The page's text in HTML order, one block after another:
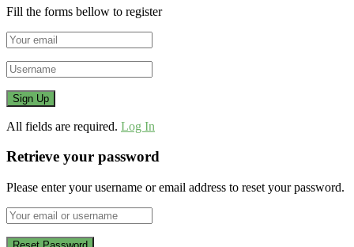
Fill the forms bellow to register
All fields are required. Log In
Retrieve your password
Please enter your username or email address to reset your password.